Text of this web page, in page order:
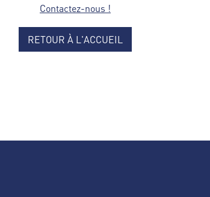
Contactez-nous !
RETOUR À L'ACCUEIL